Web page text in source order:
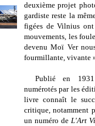
deuxième projet
gardiste reste la
figées de Vilnius
mouvements, les
devenu Moï Ver
fourmillante, vivante
Publié en
numérotés par les
livre connaît le
critique, notamment
un numéro deL'Art